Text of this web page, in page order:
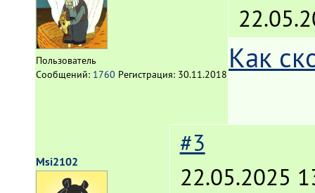
Пользователь
Сообщений: 1760 Регистрация: 30.11.2018
Как
Msi2102
#3
22.05.2025